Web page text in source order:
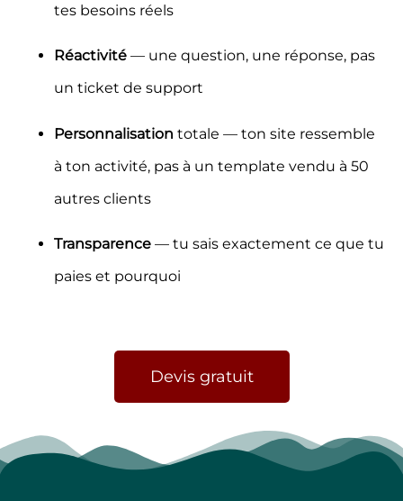
tes besoins réels
Réactivité — une question, une réponse, pas
un ticket de support
Personnalisation totale — ton site ressemble
à ton activité, pas à un template vendu à 50
autres clients
Transparence — tu sais exactement ce que tu
paies et pourquoi
Devis gratuit